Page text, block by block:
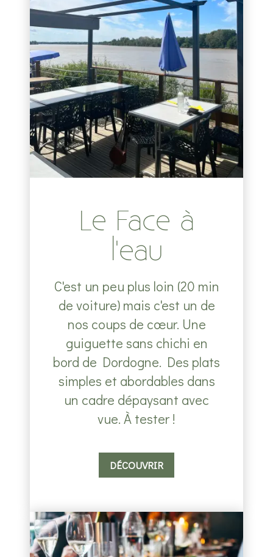
Le Face à
l'eau
C'est un peu plus loin (20 min
de voiture) mais c'est un de
nos coups de cœur. Une
guiguette sans chichi en
bord de Dordogne. Des plats
simples et abordables dans
un cadre dépaysant avec
vue. À tester !
DÉCOUVRIR